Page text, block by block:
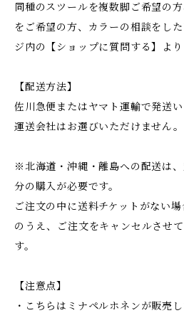
同種のスツールを複数脚ご希望の
をご希望の方、カラーの相談をし
ジ内の【ショップに質問する】より
【配送方法】
佐川急便またはヤマト運輸で発送い
運送会社はお選びいただけません。
※北海道・沖縄・離島への配送は
分の購入が必要です。
ご注文の中に送料チケットがない
のうえ、ご注文をキャンセルさせ
す。
【注意点】
・こちらはミナペルホネンが販売